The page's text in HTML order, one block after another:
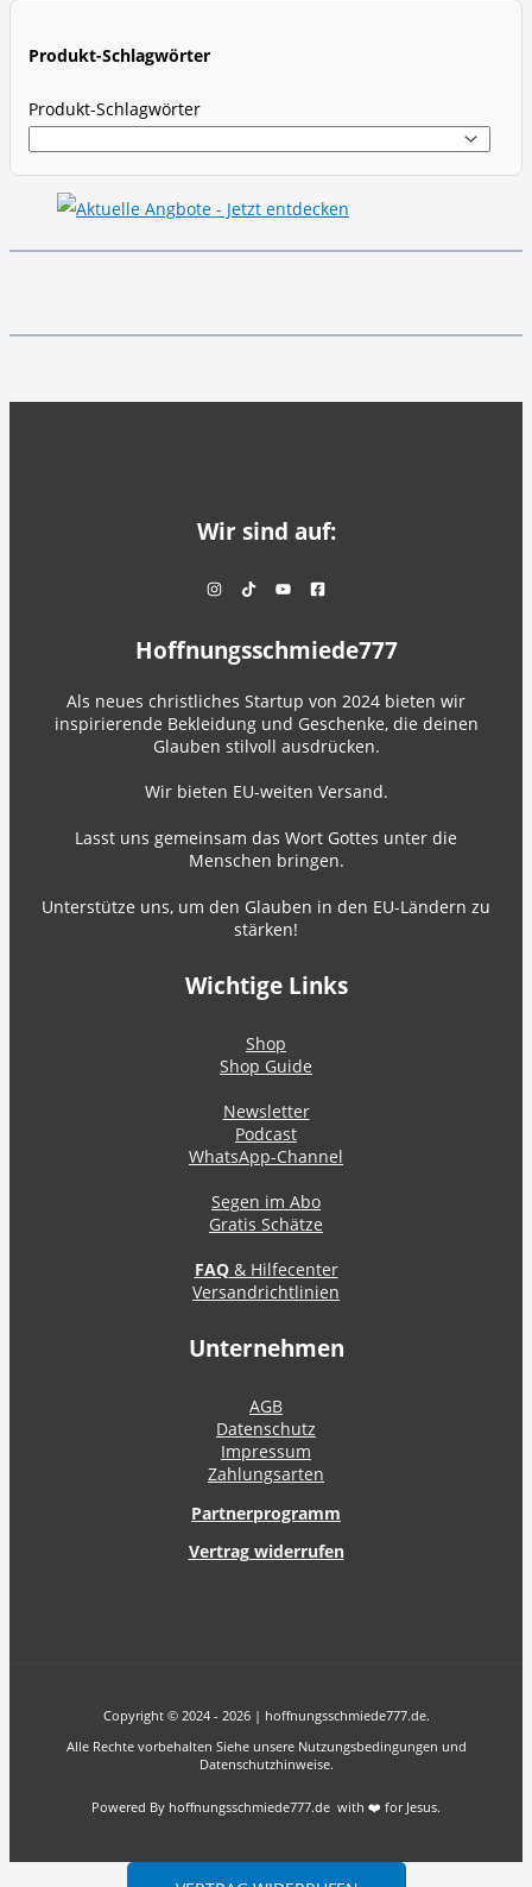
Produkt-Schlagwörter
Produkt-Schlagwörter
Wir sind auf:
Hoffnungsschmiede777
Als neues christliches Startup von 2024 bieten wir
inspirierende Bekleidung und Geschenke, die deinen
Glauben stilvoll ausdrücken.
Wir bieten EU-weiten Versand.
Lasst uns gemeinsam das Wort Gottes unter die
Menschen bringen.
Unterstütze uns, um den Glauben in den EU-Ländern zu
stärken!
Wichtige Links
Shop
Shop Guide
Newsletter
Podcast
WhatsApp-Channel
Segen im Abo
Gratis Schätze
FAQ& Hilfecenter
Versandrichtlinien
Unternehmen
AGB
Datenschutz
Impressum
Zahlungsarten
Partnerprogramm
Vertrag widerrufen
Copyright © 2024 - 2026 | hoffnungsschmiede777.de.
Alle Rechte vorbehalten Siehe unsere Nutzungsbedingungen und
Datenschutzhinweise.
Powered By hoffnungsschmiede777.de with ❤️ for Jesus.